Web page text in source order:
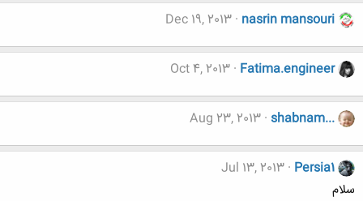
nasrin mansouri
Dec 19, 2013
Fatima.engineer
Oct 4, 2013
shabnam...
Aug 23, 2013
Persia1
Jul 13, 2013
سلام